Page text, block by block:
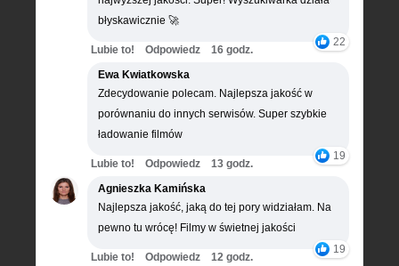
błyskawicznie 🚀
22
Lubie to! Odpowiedz
16 godz.
Ewa Kwiatkowska
Zdecydowanie polecam. Najlepsza jakość w
porównaniu do innych serwisów. Super szybkie
ładowanie filmów
19
Lubie to! Odpowiedz
13 godz.
Agnieszka Kamińska
Najlepsza jakość, jaką do tej pory widziałam. Na
pewno tu wrócę! Filmy w świetnej jakości
19
Lubie to! Odpowiedz
12 godz.